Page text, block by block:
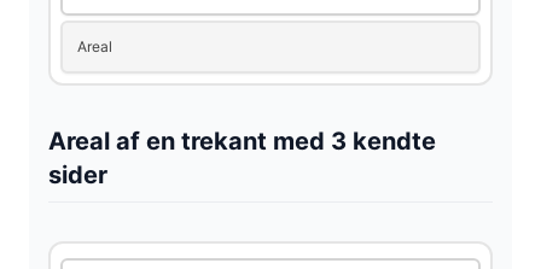
o
Areal
Areal af en trekant med 3 kendte
sider